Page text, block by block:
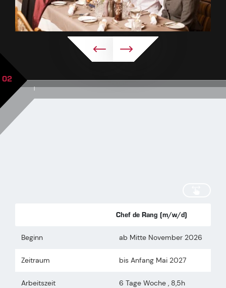
|
02
Chef de Rang (m/w/d)
Beginn ab Mitte November 2026
Zeitraum bis Anfang Mai 2027
Arbeitszeit 6 Tage Woche , 8,5h